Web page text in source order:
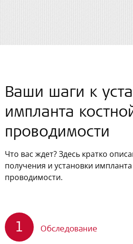
Ваши шаги к
импланта
проводимости
Что вас ждет? Здесь кратко
получения и установки
проводимости.
1 Обследование